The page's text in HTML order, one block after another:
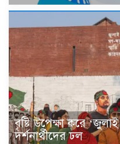
বৃষ্টি উপেক্ষা করে
দর্শনার্থীদের ঢল